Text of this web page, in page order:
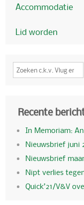
Accommodatie
Lid worden
Recente
In Memoriam:
Nieuwsbrief juni
Nieuwsbrief
Nipt verlies
Quick’21/V&V